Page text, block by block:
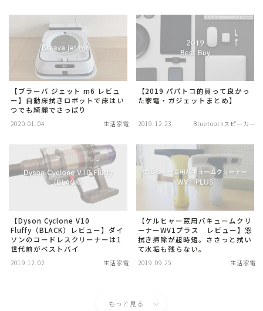
【ブラーバ ジェット m6 レビュ
ー】自動床拭きロボットで床はい
つでも綺麗でさっぱり
2020.01.04 生活家電
【2019 パパトコ的買って良かっ
た家電・ガジェットまとめ】
2019.12.23 Bluetoothスピーカー
【Dyson Cyclone V10
Fluffy（BLACK）レビュー】ダイ
ソンのコードレスクリーナーは1
世代前がベストバイ
2019.12.02 生活家電
【ケルヒャー窓用バキュームクリ
ーナーWV1プラス レビュー】窓
拭き掃除が超時短。ささっと拭い
て水垢も残らない。
2019.09.25 生活家電
もっと見る